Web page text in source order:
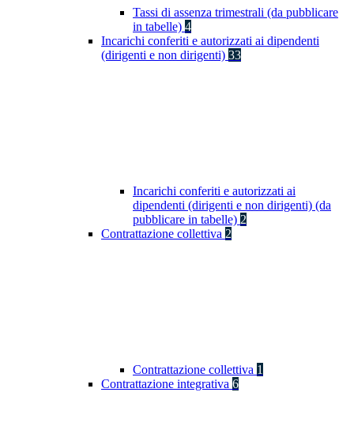
Tassi di assenza trimestrali (da pubblicare
in tabelle) 4
Incarichi conferiti e autorizzati ai dipendenti
(dirigenti e non dirigenti) 33
Incarichi conferiti e autorizzati ai
dipendenti (dirigenti e non dirigenti) (da
pubblicare in tabelle) 2
Contrattazione collettiva 2
Contrattazione collettiva 1
Contrattazione integrativa 6